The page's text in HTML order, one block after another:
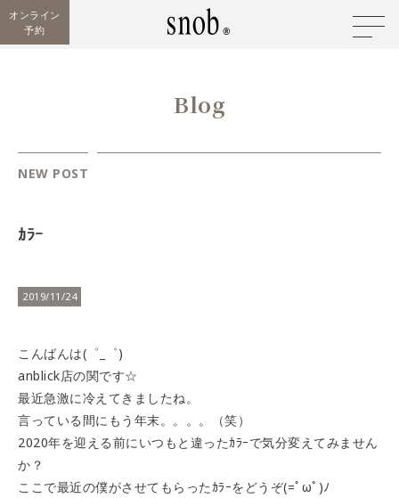
オンライン
予約
Blog
NEW POST
ｶﾗｰ
2019/11/24
こんばんは(゜_゜)
anblick店の関です☆
最近急激に冷えてきましたね。
言っている間にもう年末。。。。（笑）
2020年を迎える前にいつもと違ったｶﾗｰで気分変えてみません
か？
ここで最近の僕がさせてもらったｶﾗｰをどうぞ(=ﾟωﾟ)ﾉ